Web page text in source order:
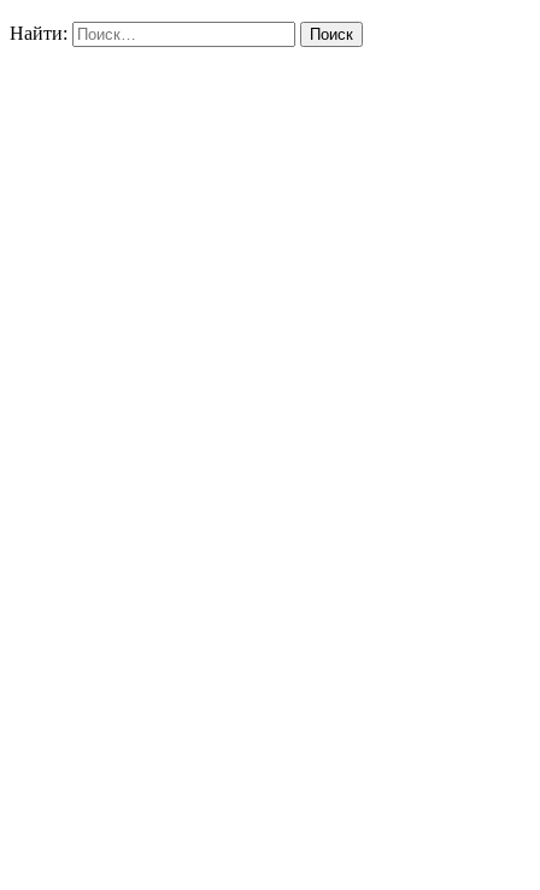
Найти: